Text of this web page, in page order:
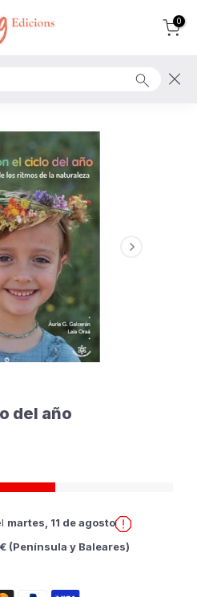
0
del año
martes, 11 de agosto
(Península y Baleares)